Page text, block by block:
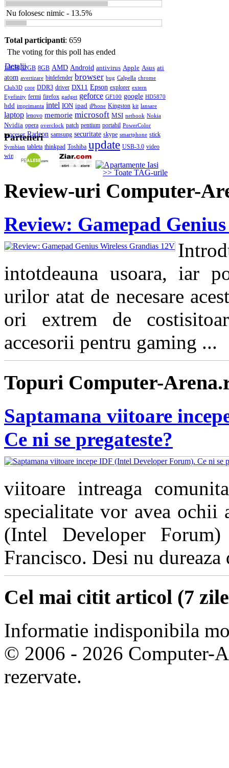
Nu folosesc nimic - 13.5%
Total participanti: 659
The voting for this poll has ended
Detalii
16GB 32GB 8GB AMD Android antivirus Apple Asus ati
atom avertizare bitdefender browser bug Calpella chrome
Club3D core DDR3 driver DX11 Epson explorer extern
Eyefinity fermi firefox gadget geforce GF100 google HD5870
hdd imprimanta intel ION ipad iPhone Kingston kit lansare
laptop lenovo memorie microsoft MSI netbook Nokia
Nvidia opera overclock patch pentium portabil PowerColor
procesor Radeon samsung securitate skype smartphone stick
Symbian tableta thinkpad Toshiba update USB-3.0 video
windows
>> Toate TAG-urile
Parteneri
Review-uri Computer-
Review: Gamepad
intotdeauna usoara, iar
urilor atat de necesare
ori extrem de
accesorii pentru gaming ...
Topuri Computer-
Saptamana viitoare
Ce ni se pregateste?
viitoare intreaga
specialitate vor avea
(Intel Developer
Francisco. Desi nu
Cel mai citit articol (7
Informatie indisponibila
© 2006 - 2026 Computer-
rezervate.